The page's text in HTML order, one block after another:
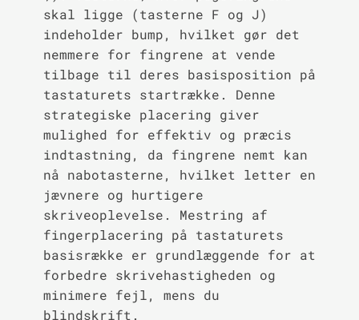
skal ligge (tasterne F og J)
indeholder bump, hvilket gør det
nemmere for fingrene at vende
tilbage til deres basisposition på
tastaturets startrække. Denne
strategiske placering giver
mulighed for effektiv og præcis
indtastning, da fingrene nemt kan
nå nabotasterne, hvilket letter en
jævnere og hurtigere
skriveoplevelse. Mestring af
fingerplacering på tastaturets
basisrække er grundlæggende for at
forbedre skrivehastigheden og
minimere fejl, mens du
blindskrift.